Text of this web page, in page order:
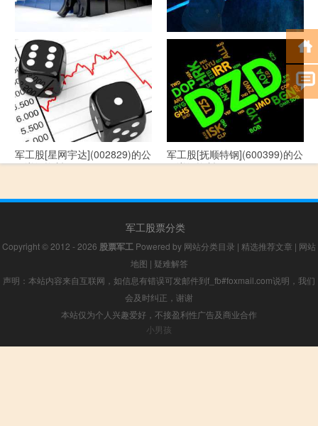
军工股[--](002335)的公司详细
资料
军工股[华自科技](300490)的公
司详细资料
军工股[星网宇达](002829)的公
司详细资料
军工股[抚顺特钢](600399)的公
司详细资料
军工股票分类
Copyright © 2012 - 2026 股票军工 Powered by 网站分类目录 | 精选推荐文章 | 网站
地图 | 疑难解答
声明：本站内容来自互联网，如信息有错误可发邮件到f_fb#foxmail.com说明，我们
会及时纠正，谢谢
本站仅为个人兴趣爱好，不接盈利性广告及商业合作
小男孩